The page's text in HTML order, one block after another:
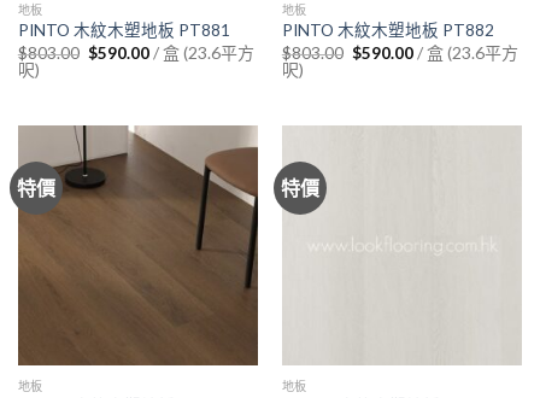
地板
PINTO 木紋木塑地板 PT881
$803.00 Original
price
$590.00Current
price
/ 盒 (23.6平方
呎)
地板
PINTO 木紋木塑地板 PT882
$803.00 Original
price
$590.00Current
price
/ 盒 (23.6平方
呎)
特價
地板
特價
地板